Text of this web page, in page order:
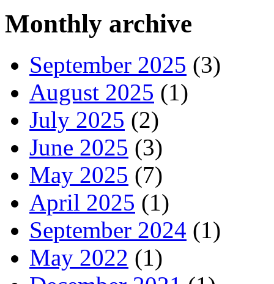
Monthly archive
September 2025 (3)
August 2025 (1)
July 2025 (2)
June 2025 (3)
May 2025 (7)
April 2025 (1)
September 2024 (1)
May 2022 (1)